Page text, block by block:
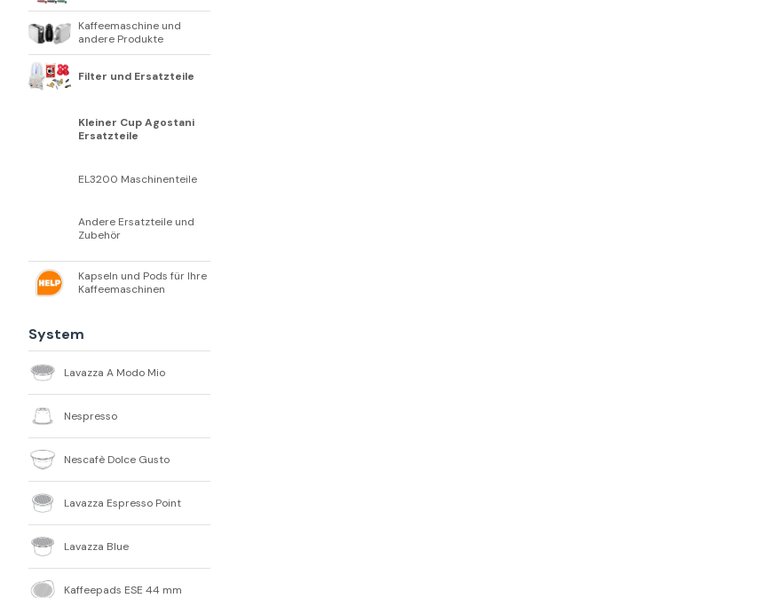
Kaffeemaschine und
andere Produkte
Filter und Ersatzteile
Kleiner Cup Agostani
Ersatzteile
EL3200 Maschinenteile
Andere Ersatzteile und
Zubehör
Kapseln und Pods für Ihre
Kaffeemaschinen
System
Lavazza A Modo Mio
Nespresso
Nescafè Dolce Gusto
Lavazza Espresso Point
Lavazza Blue
Kaffeepads ESE 44 mm